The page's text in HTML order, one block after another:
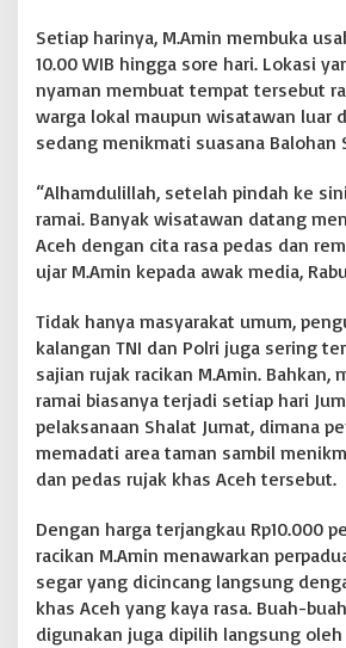
W
i
s
a
a
a
n
d
S
b
a
n
|
|
B
O
K
A
R
P
Setiap harinya, M.Amin membuka
10.00 WIB hingga sore hari. Lokasi
nyaman membuat tempat tersebut
warga lokal maupun wisatawan luar
sedang menikmati suasana Balohan
“Alhamdulillah, setelah pindah ke
ramai. Banyak wisatawan datang
Aceh dengan cita rasa pedas dan
ujar M.Amin kepada awak media,
Tidak hanya masyarakat umum,
kalangan TNI dan Polri juga sering
sajian rujak racikan M.Amin. Bahkan,
ramai biasanya terjadi setiap hari
pelaksanaan Shalat Jumat, dimana
memadati area taman sambil
dan pedas rujak khas Aceh tersebut.
Dengan harga terjangkau Rp10.000
racikan M.Amin menawarkan
segar yang dicincang langsung
khas Aceh yang kaya rasa. Buah-
digunakan juga dipilih langsung